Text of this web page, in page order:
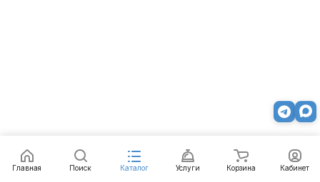
Главная Поиск Каталог Услуги Корзина Кабинет